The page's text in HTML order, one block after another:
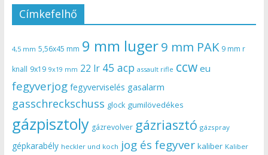
Címkefelhő
4,5 mm 5,56x45 mm 9 mm luger9 mm PAK 9 mm r
knall 9x19 9x19 mm 22 lr 45 acp assault rifle ccw eu
fegyverjog fegyverviselés gasalarm
gasschreckschuss glock gumilövedékes
gázpisztoly gázrevolver gázriasztó gázspray
gépkarabély heckler und koch jog és fegyver kaliber Kaliber